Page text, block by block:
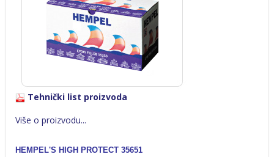
Tehnički list proizvoda
Više o proizvodu...
HEMPEL'S HIGH PROTECT 35651